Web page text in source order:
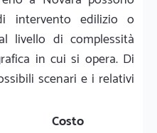
intervento edilizio o
livello di complessità
in cui si opera. Di
scenari e i relativi
Costo